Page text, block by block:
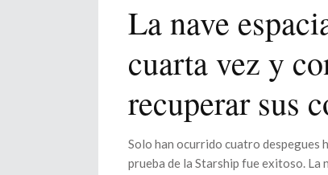
La nave
cuarta vez y
recuperar sus
Solo han ocurrido cuatro despegues
prueba de la Starship fue exitoso. La